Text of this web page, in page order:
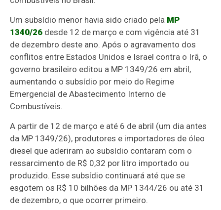
Um subsídio menor havia sido criado pela MP
1340/26 desde 12 de março e com vigência até 31
de dezembro deste ano. Após o agravamento dos
conflitos entre Estados Unidos e Israel contra o Irã, o
governo brasileiro editou a MP 1349/26 em abril,
aumentando o subsídio por meio do Regime
Emergencial de Abastecimento Interno de
Combustíveis.
A partir de 12 de março e até 6 de abril (um dia antes
da MP 1349/26), produtores e importadores de óleo
diesel que aderiram ao subsídio contaram com o
ressarcimento de R$ 0,32 por litro importado ou
produzido. Esse subsídio continuará até que se
esgotem os R$ 10 bilhões da MP 1344/26 ou até 31
de dezembro, o que ocorrer primeiro.